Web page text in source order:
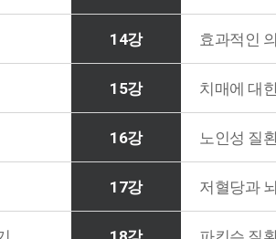
14강 효과적인
15강 치매에 대
16강 노인성 질
17강 저혈당과